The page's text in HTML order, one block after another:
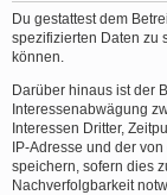
Du gestattest dem
spezifizierten Daten zu
können.
Darüber hinaus ist der
Interessenabwägung
Interessen Dritter,
IP-Adresse und der
speichern, sofern dies
Nachverfolgbarkeit